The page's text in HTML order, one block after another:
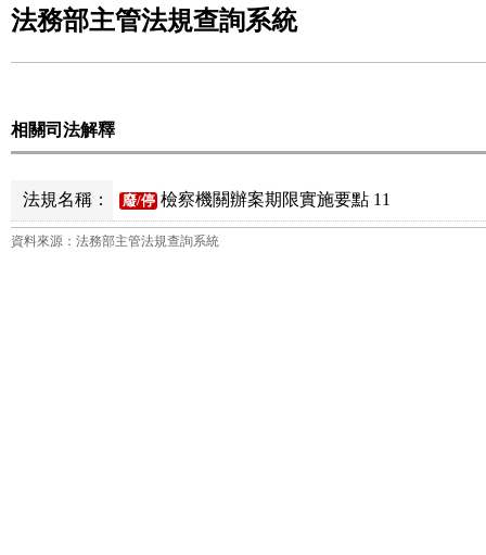
法務部主管法規查詢系統
相關司法解釋
法規名稱： 廢/停 檢察機關辦案期限實施要點 11
資料來源：法務部主管法規查詢系統